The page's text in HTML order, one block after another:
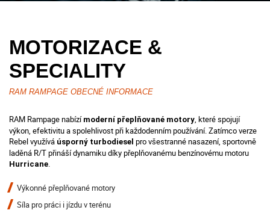
MOTORIZACE &
SPECIALITY
RAM RAMPAGE OBECNÉ INFORMACE
RAM Rampage nabízí moderní přeplňované motory, které spojují
výkon, efektivitu a spolehlivost při každodenním používání. Zatímco verze
Rebel využívá úsporný turbodiesel pro všestranné nasazení, sportovně
laděná R/T přináší dynamiku díky přeplňovanému benzínovému motoru
Hurricane.
Výkonné přeplňované motory
Síla pro práci i jízdu v terénu